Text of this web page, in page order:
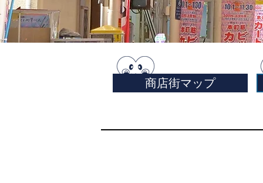
商店街マップ